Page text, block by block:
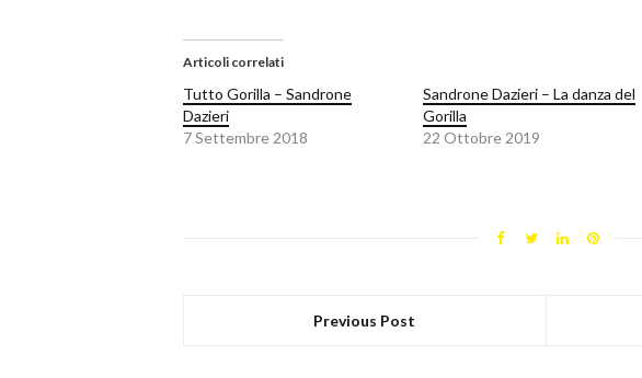
Articoli correlati
Tutto Gorilla – Sandrone
Dazieri
7 Settembre 2018
Sandrone Dazieri – La danza del
Gorilla
22 Ottobre 2019
Previous Post